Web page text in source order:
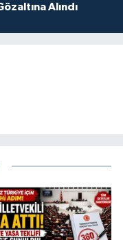
Alındı